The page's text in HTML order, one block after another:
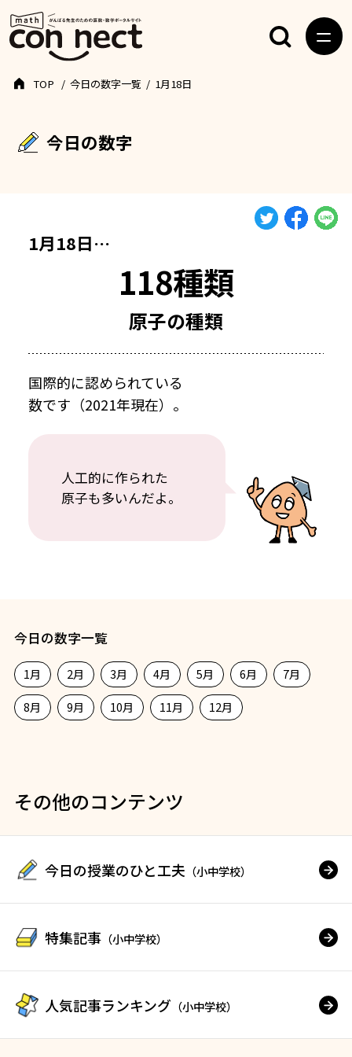
今日の数字
TOP 今日の数字一覧 1月18日
1月18日…
118種類
原子の種類
国際的に認められている
数です（2021年現在）。
人工的に作られた
原子も多いんだよ。
今日の数字一覧
1月 2月 3月 4月 5月 6月
7月
8月
9月 10月 11月 12月
その他のコンテンツ
今日の授業のひと工夫 （小中学校）
特集記事 （小中学校）
人気記事ランキング （小中学校）